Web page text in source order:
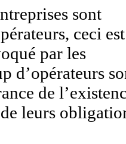
sont
ceci est
par les
d’opérateurs
de
leurs